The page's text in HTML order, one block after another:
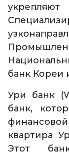
банк Кореи
Ури банк
банк,
квартира
Этот